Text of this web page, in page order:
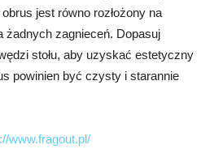
jest równo rozłożony na
żadnych zagnieceń. Dopasuj
stołu, aby uzyskać estetyczny
powinien być czysty i starannie
www.fragout.pl/